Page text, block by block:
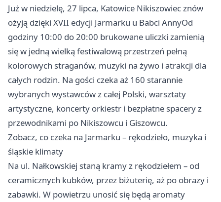
Już w niedzielę, 27 lipca, Katowice Nikiszowiec znów
ożyją dzięki XVII edycji Jarmarku u Babci AnnyOd
godziny 10:00 do 20:00 brukowane uliczki zamienią
się w jedną wielką festiwalową przestrzeń pełną
kolorowych straganów, muzyki na żywo i atrakcji dla
całych rodzin. Na gości czeka aż 160 starannie
wybranych wystawców z całej Polski, warsztaty
artystyczne, koncerty orkiestr i bezpłatne spacery z
przewodnikami po Nikiszowcu i Giszowcu.
Zobacz, co czeka na Jarmarku – rękodzieło, muzyka i
śląskie klimaty
Na ul. Nałkowskiej staną kramy z rękodziełem – od
ceramicznych kubków, przez biżuterię, aż po obrazy i
zabawki. W powietrzu unosić się będą aromaty